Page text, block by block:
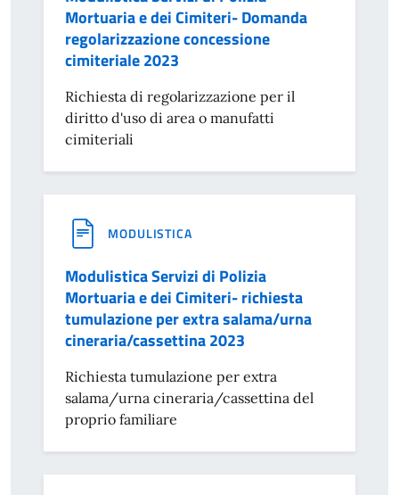
Mortuaria e dei Cimiteri- Domanda
regolarizzazione concessione
cimiteriale 2023
Richiesta di regolarizzazione per il
diritto d'uso di area o manufatti
cimiteriali
MODULISTICA
Modulistica Servizi di Polizia
Mortuaria e dei Cimiteri- richiesta
tumulazione per extra salama/urna
cineraria/cassettina 2023
Richiesta tumulazione per extra
salama/urna cineraria/cassettina del
proprio familiare